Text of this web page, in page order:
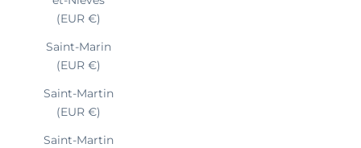
(EUR €)
Saint-Marin
(EUR €)
Saint-Martin
(EUR €)
Saint-Martin